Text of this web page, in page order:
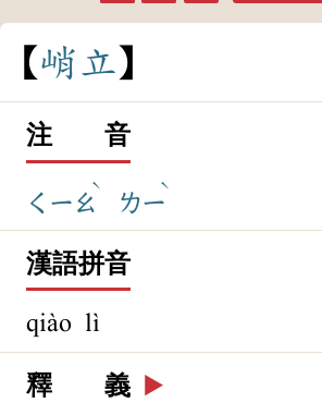
峭 立
注 音
ㄑㄧㄠ
ˋ
ㄌㄧ
ˋ
漢語拼音
qiào lì
釋 義 ▶️